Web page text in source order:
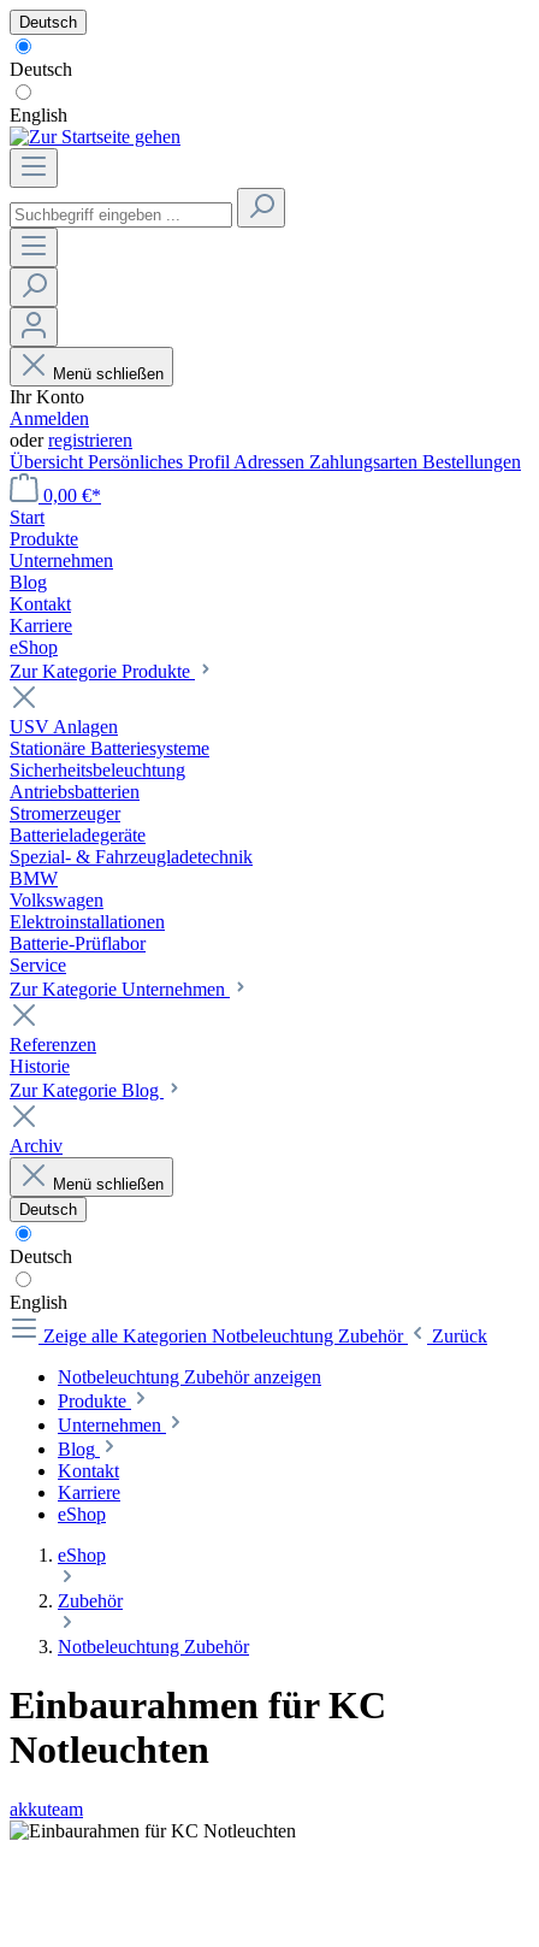
Deutsch
Deutsch
English
Menü schließen
Ihr Konto
Anmelden
oderregistrieren
Übersicht Persönliches Profil Adressen Zahlungsarten Bestellungen
0,00 €*
Start
Produkte
Unternehmen
Blog
Kontakt
Karriere
eShop
Zur Kategorie Produkte
USV Anlagen
Stationäre Batteriesysteme
Sicherheitsbeleuchtung
Antriebsbatterien
Stromerzeuger
Batterieladegeräte
Spezial- & Fahrzeugladetechnik
BMW
Volkswagen
Elektroinstallationen
Batterie-Prüflabor
Service
Zur Kategorie Unternehmen
Referenzen
Historie
Zur Kategorie Blog
Archiv
Menü schließen
Deutsch
Deutsch
English
Zeige alle Kategorien Notbeleuchtung Zubehör
Zurück
Notbeleuchtung Zubehör anzeigen
Produkte
Unternehmen
Blog
Kontakt
Karriere
eShop
eShop
Zubehör
Notbeleuchtung Zubehör
Einbaurahmen für KC
Notleuchten
akkuteam